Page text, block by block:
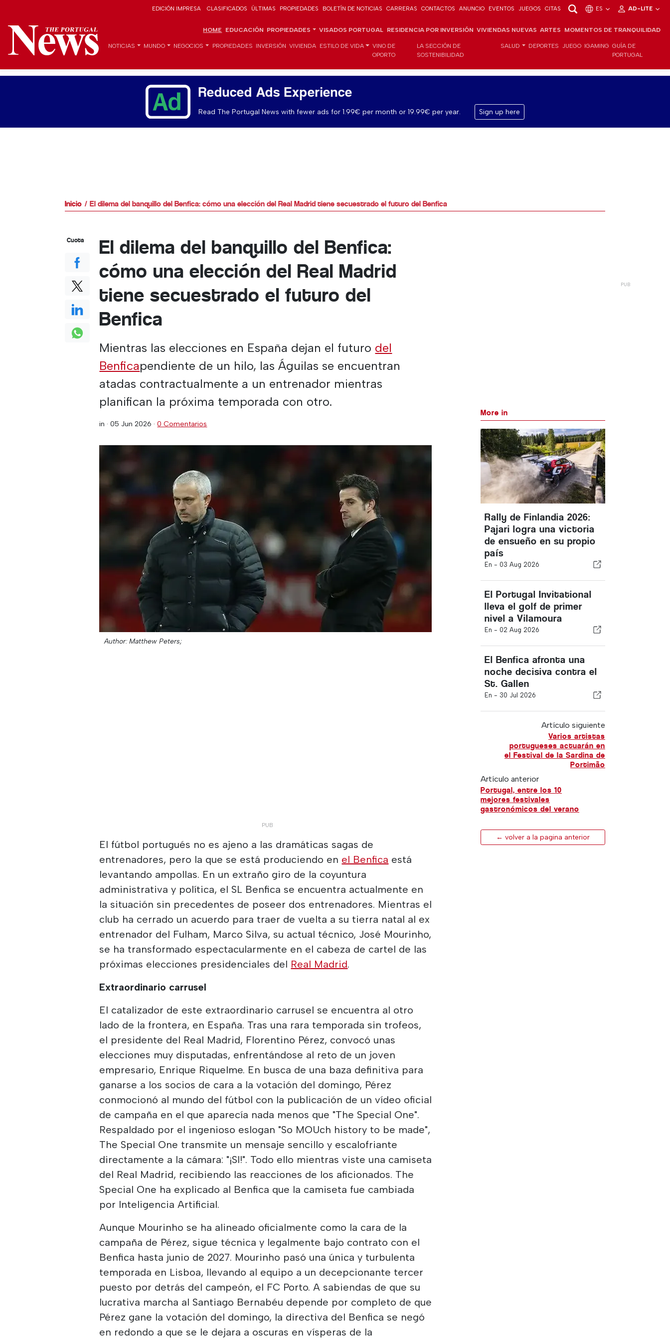
EDICIÓN IMPRESA CLASIFICADOS ÚLTIMAS PROPIEDADES BOLETÍN DE NOTICIAS CARRERAS CONTACTOS ANUNCIO EVENTOS JUEGOS CITAS ES AD-LITE
HOME EDUCACIÓN PROPIEDADES VISADOS PORTUGAL RESIDENCIA POR INVERSIÓN VIVIENDAS NUEVAS ARTES MOMENTOS DE TRANQUILIDAD
NOTICIAS MUNDO NEGOCIOS PROPIEDADES INVERSIÓN VIVIENDA ESTILO DE VIDA
VINO DE
OPORTO
LA SECCIÓN DE
SOSTENIBILIDAD
SALUD DEPORTES JUEGO IGAMING GUÍA DE
PORTUGAL
Reduced Ads Experience
Read The Portugal News with fewer ads for 1.99€ per month or 19.99€ per year. Sign up here
Inicio El dilema del banquillo del Benfica: cómo una elección del Real Madrid tiene secuestrado el futuro del Benfica
El dilema del banquillo del Benfica:
cómo una elección del Real Madrid
tiene secuestrado el futuro del
Benfica
Mientras las elecciones en España dejan el futuro del
Benficapendiente de un hilo, las Águilas se encuentran
atadas contractualmente a un entrenador mientras
planifican la próxima temporada con otro.
in ·05 Jun 2026 ·0 Comentarios
Author: Matthew Peters;
El fútbol portugués no es ajeno a las dramáticas sagas de
entrenadores, pero la que se está produciendo en el Benfica está
levantando ampollas. En un extraño giro de la coyuntura
administrativa y política, el SL Benfica se encuentra actualmente en
la situación sin precedentes de poseer dos entrenadores. Mientras el
club ha cerrado un acuerdo para traer de vuelta a su tierra natal al ex
entrenador del Fulham, Marco Silva, su actual técnico, José Mourinho,
se ha transformado espectacularmente en el cabeza de cartel de las
próximas elecciones presidenciales del Real Madrid.
Extraordinario carrusel
El catalizador de este extraordinario carrusel se encuentra al otro
lado de la frontera, en España. Tras una rara temporada sin trofeos,
el presidente del Real Madrid, Florentino Pérez, convocó unas
elecciones muy disputadas, enfrentándose al reto de un joven
empresario, Enrique Riquelme. En busca de una baza definitiva para
ganarse a los socios de cara a la votación del domingo, Pérez
conmocionó al mundo del fútbol con la publicación de un vídeo oficial
de campaña en el que aparecía nada menos que "The Special One".
Respaldado por el ingenioso eslogan "So MOUch history to be made",
The Special One transmite un mensaje sencillo y escalofriante
directamente a la cámara: "¡SI!". Todo ello mientras viste una camiseta
del Real Madrid, recibiendo las reacciones de los aficionados. The
Special One ha explicado al Benfica que la camiseta fue cambiada
por Inteligencia Artificial.
Aunque Mourinho se ha alineado oficialmente como la cara de la
campaña de Pérez, sigue técnica y legalmente bajo contrato con el
Benfica hasta junio de 2027. Mourinho pasó una única y turbulenta
temporada en Lisboa, llevando al equipo a un decepcionante tercer
puesto por detrás del campeón, el FC Porto. A sabiendas de que su
lucrativa marcha al Santiago Bernabéu depende por completo de que
Pérez gane la votación del domingo, la directiva del Benfica se negó
en redondo a que se le dejara a oscuras en vísperas de la
Cuota
More in
Rally de Finlandia 2026:
Pajari logra una victoria
de ensueño en su propio
país
En - 03 Aug 2026
El Portugal Invitational
lleva el golf de primer
nivel a Vilamoura
En - 02 Aug 2026
El Benfica afronta una
noche decisiva contra el
St. Gallen
En - 30 Jul 2026
Artículo siguiente
Varios artistas
portugueses actuarán en
el Festival de la Sardina de
Portimão
Artículo anterior
Portugal, entre los 10
mejores festivales
gastronómicos del verano
← volver a la pagina anterior